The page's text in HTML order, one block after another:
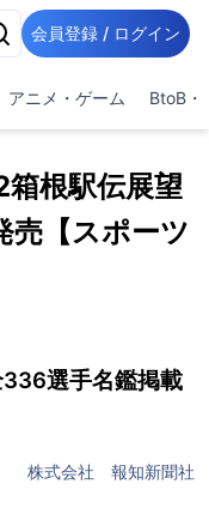
会員登録 / ログイン
アニメ・ゲーム BtoB・
根駅伝展望
売【スポーツ
選手名鑑掲載
株式会社 報知新聞社